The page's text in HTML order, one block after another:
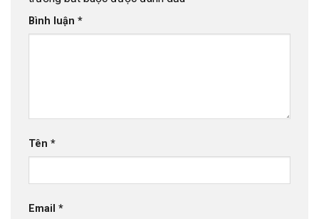
Bình luận *
Tên *
Email *